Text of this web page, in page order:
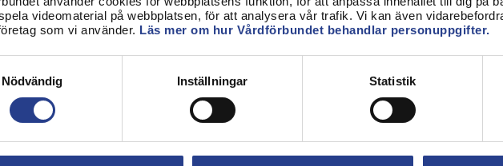
videomaterial på webbplatsen, för att analysera vår trafik. Vi kan även
som vi använder. Läs mer om hur Vårdförbundet behandlar personuppgifter.
Nödvändig
Inställningar Statistik
våren 2015 till samtliga chefsmedlemmar i Vårdförbundet i form av
chefer som fick enkäten svarade drygt hälften.
är nio av tio chefer kvinnor. Omkring 46 procent är mellan 50 och
över alla län och regioner, varav flest respondenter finns i
40 procent arbetar inom slutenvård, resterande inom någon
positionen, cirka 70 procent, är första linjens chef eller